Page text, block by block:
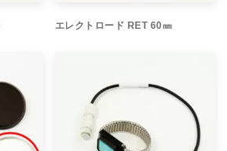
エレクトロード RET 60㎜